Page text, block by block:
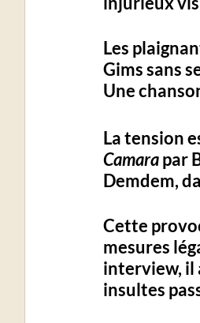
Les
Gims sans
Une
La tension
Camara par
Demdem,
Cette
mesures
interview, il
insultes